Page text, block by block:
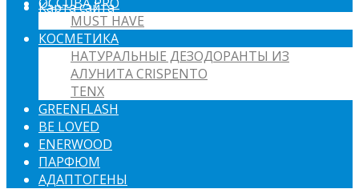
Карта сайта
MUST HAVE
КОСМЕТИКА
НАТУРАЛЬНЫЕ ДЕЗОДОРАНТЫ ИЗ
АЛУНИТА CRISPENTO
TENX
GREENFLASH
BE LOVED
ENERWOOD
ПАРФЮМ
АДАПТОГЕНЫ